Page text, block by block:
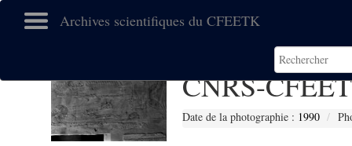
Archives scientifiques du CFEETK
CNRS-
Date de la photographie : 1990